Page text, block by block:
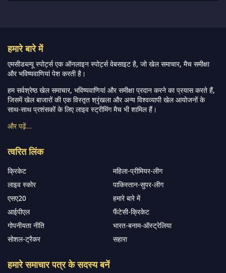
हमारे बारे में
एमसीडब्ल्यू स्पोर्ट्स एक ऑनलाइन स्पोर्ट्स वेबसाइट है, जो खेल समाचार, मैच समीक्षा
और भविष्यवाणियां पेश करती है।
हम सर्वश्रेष्ठ खेल समाचार, भविष्यवाणियां और समीक्षा प्रदान करने का प्रयास करते हैं,
जिसमें खेल बाजारों की एक विस्तृत श्रृंखला और अन्य विश्वव्यापी खेल आयोजनों के
साथ-साथ प्रशंसकों के लिए लाइव स्ट्रीमिंग मैच भी शामिल हैं।
और पढ़ें…
त्वरित लिंक
क्रिकेट
महिला-प्रीमियर-लीग
लाइव स्कोर
पाकिस्तान-सुपर-लीग
एसए20
हमारे बारे में
आईपीएल
फैंटेसी-क्रिकेट
गोपनीयता नीति
भारत-बनाम-ऑस्ट्रेलिया
सोशल-ट्रैकर
सहारा
हमारे समाचार पत्र के सदस्य बनें